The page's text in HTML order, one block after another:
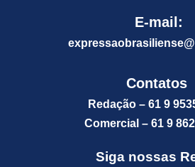
E-mail:
Contatos
Redação – 61 9
Comercial – 61 9
Siga nossas